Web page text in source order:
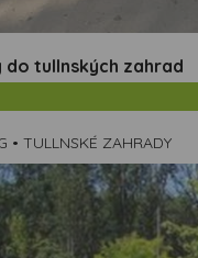
do tullnských zahrad
• TULLNSKÉ ZAHRADY